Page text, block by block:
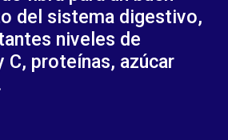
del sistema digestivo,
niveles de
C, proteínas, azúcar